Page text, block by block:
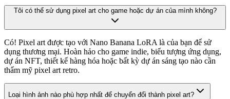
Tôi có thể sử dụng pixel art cho game hoặc dự án của mình không?
Có! Pixel art được tạo với Nano Banana LoRA là của bạn để sử
dụng thương mại. Hoàn hảo cho game indie, biểu tượng ứng dụng,
dự án NFT, thiết kế hàng hóa hoặc bất kỳ dự án sáng tạo nào cần
thẩm mỹ pixel art retro.
Loại hình ảnh nào phù hợp nhất để chuyển đổi thành pixel art?